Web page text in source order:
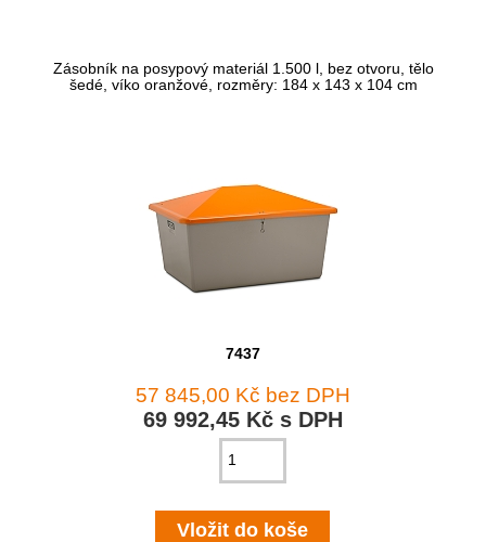
Zásobník na posypový materiál 1.500 l, bez otvoru, tělo
šedé, víko oranžové, rozměry: 184 x 143 x 104 cm
7437
57 845,00 Kč bez DPH
69 992,45 Kč s DPH